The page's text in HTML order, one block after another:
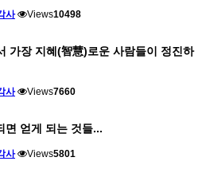
사 Views10498
가장 지혜(智慧)로운 사람들이 정진하
사 Views7660
면 얻게 되는 것들...
사 Views5801